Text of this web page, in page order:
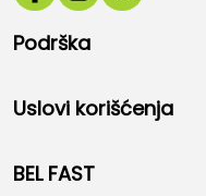
Podrška
Uslovi korišćenja
BEL FAST